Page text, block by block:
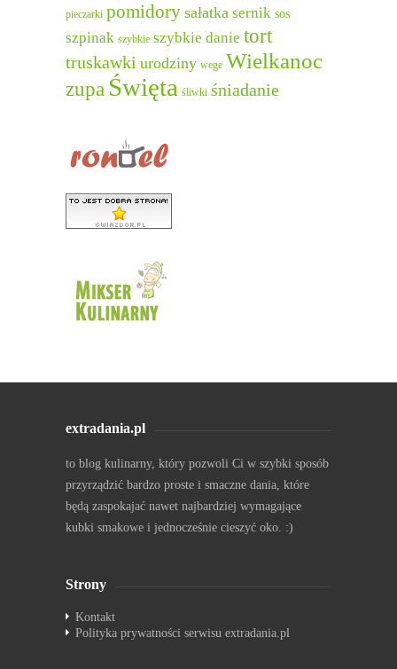
pieczarki pomidory sałatka sernik sos
szpinak szybkie szybkie danie tort
truskawki urodziny wege Wielkanoc
zupa Święta śliwki śniadanie
extradania.pl
to blog kulinarny, który pozwoli Ci w szybki sposób
przyrządzić bardzo proste i smaczne dania, które
będą zaspokajać nawet najbardziej wymagające
kubki smakowe i jednocześnie cieszyć oko. :)
Strony
Kontakt
Polityka prywatności serwisu extradania.pl